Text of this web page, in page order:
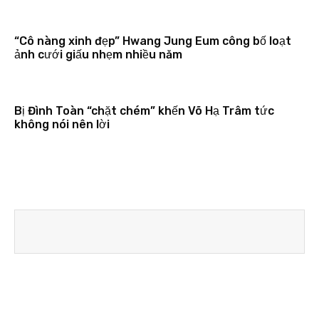
“Cô nàng xinh đẹp” Hwang Jung Eum công bố loạt
ảnh cưới giấu nhẹm nhiều năm
Bị Đình Toàn “chặt chém” khến Võ Hạ Trâm tức
không nói nên lời